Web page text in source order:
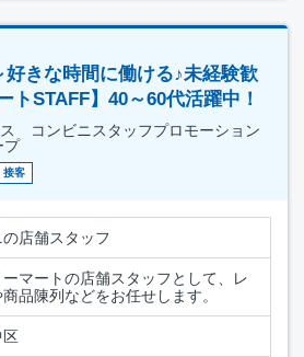
好きな時間に働ける♪未経験歓
トSTAFF】40～60代活躍中！
コンビニスタッフプロモーション
プ
接客
の店舗スタッフ
ーマートの店舗スタッフとして、レ
品陳列などをお任せします。
区